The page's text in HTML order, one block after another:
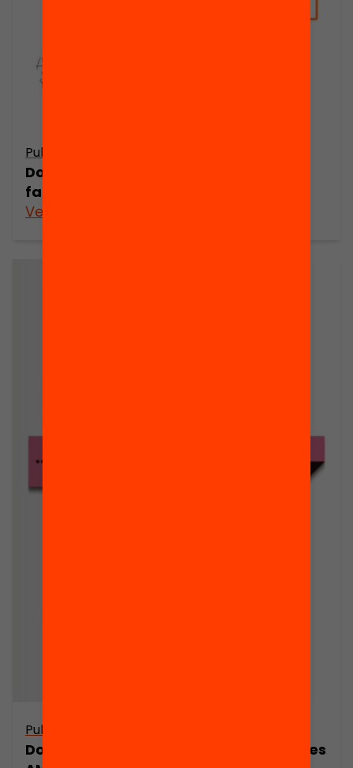
Publicació
Dossier de premsa: El potencial de les
famílies per canviar l’escola
Veure’n més
Publicació
Dossier de premsa: La contribució de les